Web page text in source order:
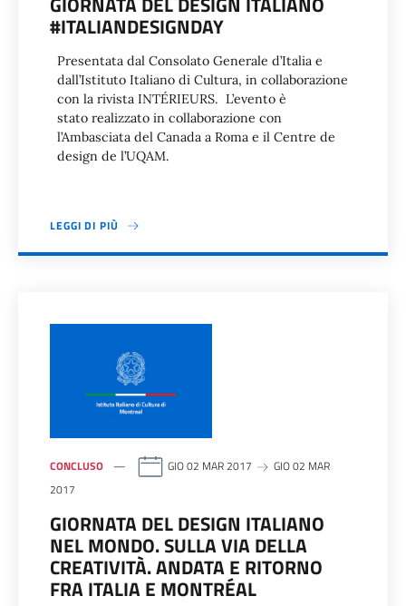
#ITALIANDESIGNDAY
Presentata dal Consolato Generale d’Italia e
dall’Istituto Italiano di Cultura, in collaborazione
con la rivista INTÉRIEURS. L’evento è
stato realizzato in collaborazione con
l’Ambasciata del Canada a Roma e il Centre de
design de l’UQAM.
LEGGI DI PIÙ
CONCLUSO GIO 02 MAR 2017
GIO 02 MAR
2017
GIORNATA DEL DESIGN ITALIANO
NEL MONDO. SULLA VIA DELLA
CREATIVITÀ. ANDATA E RITORNO
FRA ITALIA E MONTRÉAL